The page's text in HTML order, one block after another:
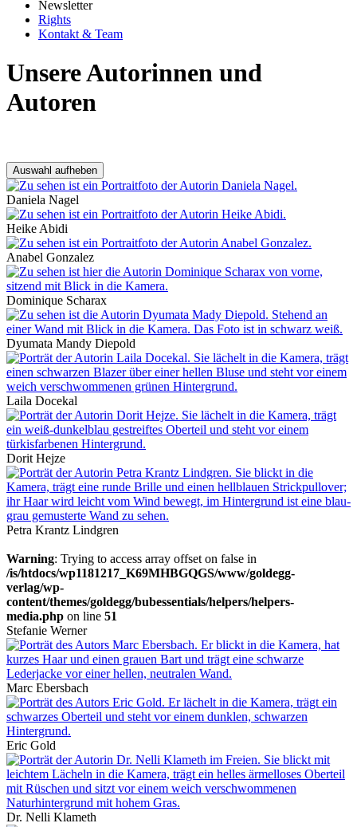
Newsletter
Rights
Kontakt & Team
Unsere Autorinnen und
Autoren
Ergebnisfilter
Auswahl aufheben
Daniela Nagel
Heike Abidi
Anabel Gonzalez
Dominique Scharax
Dyumata Mandy Diepold
Laila Docekal
Dorit Hejze
Petra Krantz Lindgren
Warning: Trying to access array offset on false in
/is/htdocs/wp1181217_K69MHBGQGS/www/goldegg-
verlag/wp-
content/themes/goldegg/bubessentials/helpers/helpers-
media.php on line 51
Stefanie Werner
Marc Ebersbach
Eric Gold
Dr. Nelli Klameth